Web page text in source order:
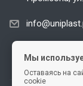
Telegram
Мы
Оставаясь на
cookie